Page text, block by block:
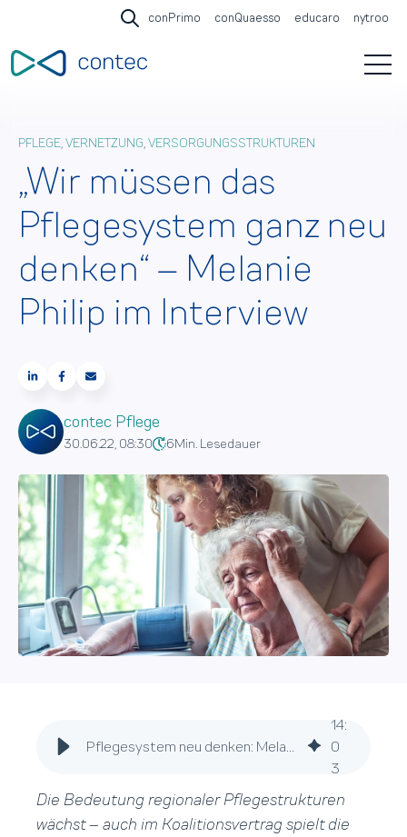
Open search
conPrimo conQuaesso educaro nytroo
PFLEGE,VERNETZUNG,VERSORGUNGSSTRUKTUREN
„Wir müssen das
Pflegesystem ganz neu
denken“ – Melanie
Philip im Interview
contec Pflege
30.06.22, 08:30 6Min. Lesedauer
Pflegesystem neu denken: Melanie Philip über regionale Vernetzung
14:
0
3
Die Bedeutung regionaler Pflegestrukturen
wächst – auch im Koalitionsvertrag spielt die